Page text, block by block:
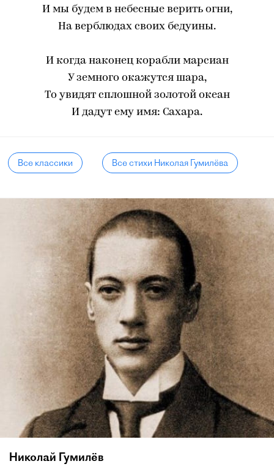
И мы будем в небесные верить огни,
На верблюдах своих бедуины.
И когда наконец корабли марсиан
У земного окажутся шара,
То увидят сплошной золотой океан
И дадут ему имя: Сахара.
Все классики Все стихи Николая Гумилёва
Николай Гумилёв